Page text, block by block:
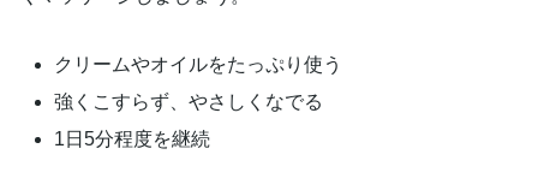
クリームやオイルをたっぷり使う
強くこすらず、やさしくなでる
1日5分程度を継続